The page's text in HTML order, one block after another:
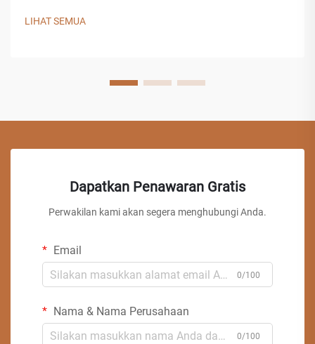
LIHAT SEMUA
Dapatkan Penawaran Gratis
Perwakilan kami akan segera menghubungi Anda.
Email
0/100
Nama & Nama Perusahaan
0/100